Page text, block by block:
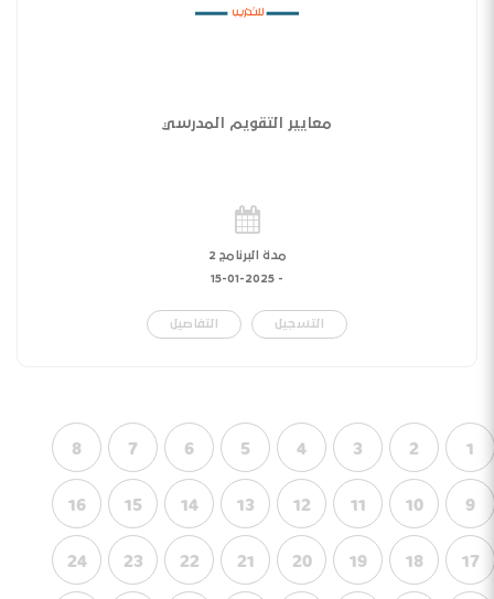
معايير التقويم المدرسي
مدة البرنامج 2
-
15-01-2025
التسجيل التفاصيل
1
2
3
4
5
6
7
8
9
10
11
12
13
14
15
16
17
18
19
20
21
22
23
24